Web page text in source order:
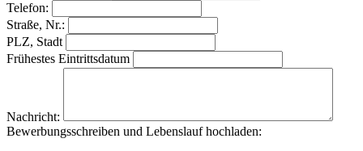
Telefon:
Straße, Nr.:
PLZ, Stadt
Frühestes Eintrittsdatum
Nachricht:
Bewerbungsschreiben und Lebenslauf hochladen: